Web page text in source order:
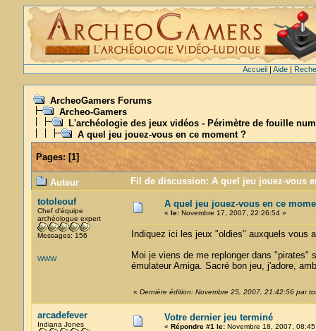
Accueil| Aide|
ArcheoGamers Forums
Archeo-Gamers
L'archéologie des jeux vidéos - Périmètre de fouille
A quel jeu jouez-vous en ce moment ?
Pages:[1]
Auteur
Fil de discussion: A quel jeu jouez-vous
totoleouf
Chef d'équipe
archéologue expert
Messages: 156
WWW
A quel jeu jouez-vous en ce
« le:Novembre 17, 2007, 22:26:54 »
Indiquez ici les jeux "oldies" auxquels vous
Moi je viens de me replonger dans "pirates"
émulateur Amiga. Sacré bon jeu, j'adore,
« Dernière édition: Novembre 25, 2007, 21:42:56 par
arcadefever
Indiana Jones
Votre dernier jeu terminé
« Répondre #1 le:Novembre 18, 2007,